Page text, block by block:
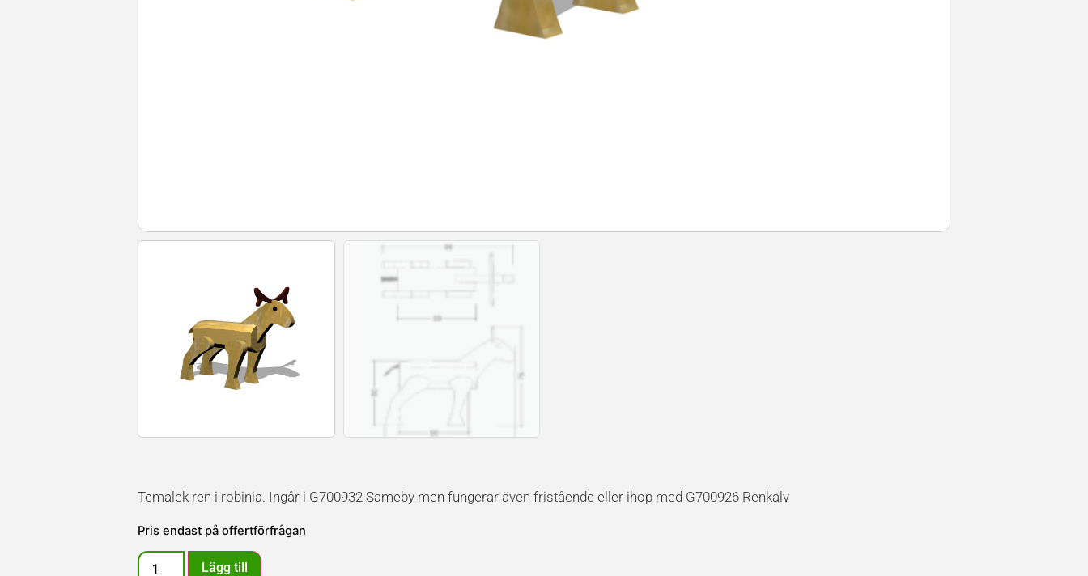
Temalek ren i robinia. Ingår i G700932 Sameby men fungerar även fristående eller ihop med G700926 Renkalv
Pris endast på offertförfrågan
Lägg till